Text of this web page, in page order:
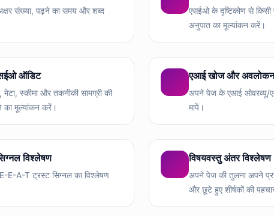
संख्या, पढ़ने का समय और शब्द
एसईओ के दृष्टिकोण से
अनुपात का मूल्यांकन करें।
ऑडिट
स्कीमा और तकनीकी सामग्री की
का मूल्यांकन करें।
एआई खोज और अवलोकन
अपने पेज के एआई ओवरव्यू/
मापें।
विश्लेषण
E-A-T ट्रस्ट सिग्नल का विश्लेषण
विषयवस्तु अंतर विश्लेषण
अपने पेज की तुलना अपने
और छूटे हुए शीर्षकों की